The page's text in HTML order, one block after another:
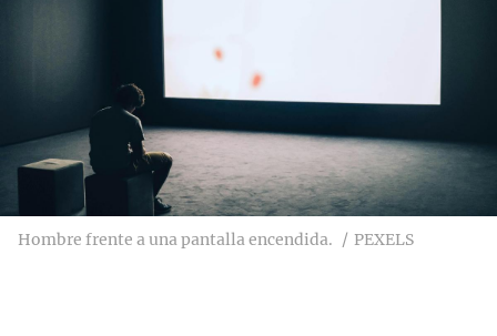
Hombre frente a una pantalla encendida. PEXELS